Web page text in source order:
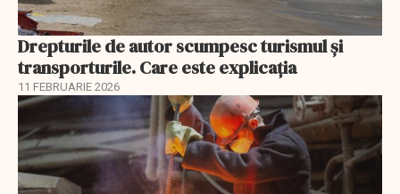
Drepturile de autor scumpesc turismul și
transporturile. Care este explicația
11 FEBRUARIE 2026